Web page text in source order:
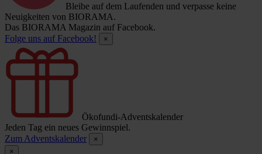
Bleibe auf dem Laufenden und verpasse keine
Neuigkeiten von BIORAMA.
Das BIORAMA Magazin auf Facebook.
Folge uns auf Facebook!
×
Ökofundi-Adventskalender
Jeden Tag ein neues Gewinnspiel.
Zum Adventskalender
×
×